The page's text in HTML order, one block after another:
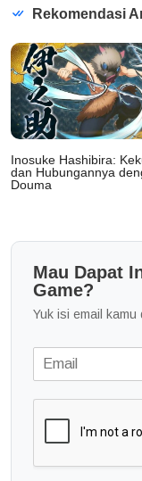
Rekomendasi
Inosuke Hashibira:
dan Hubungannya
Douma
Mau Dapat
Game?
Yuk isi email kamu